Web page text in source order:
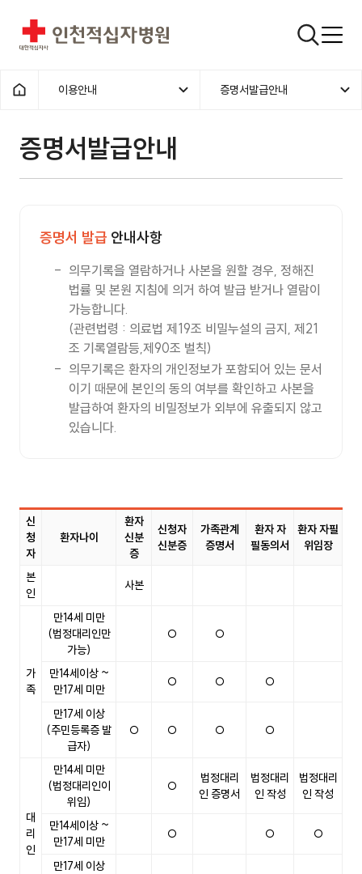
인천적십자병원 검색창
홈으로
이용안내 증명서발급안내
증명서발급안내
증명서 발급 안내사항
의무기록을 열람하거나 사본을 원할 경우, 정해진
법률 및 본원 지침에 의거 하여 발급 받거나 열람이
가능합니다.
(관련법령 : 의료법 제19조 비밀누설의 금지, 제21
조 기록열람등,제90조 벌칙)
의무기록은 환자의 개인정보가 포함되어 있는 문서
이기 때문에 본인의 동의 여부를 확인하고 사본을
발급하여 환자의 비밀정보가 외부에 유출되지 않고
있습니다.
증명서발급아내 표이며 신청자, 환자나이, 환자 신분증, 신청자 신
신
청
자
환자나이
환자
신분
증
신청자
신분증
가족관계
증명서
환자 자
필동의서
환자 자필
위임장
본
인
사본
가
족
만14세 미만
(법정대리인만
가능)
○ ○
만14세이상 ~
만17세 미만
○ ○ ○
만17세 이상
(주민등록증 발
급자)
○ ○ ○ ○
대
리
인
만14세 미만
(법정대리인이
위임)
○
법정대리
인 증명서
법정대리
인 작성
법정대리
인 작성
만14세이상 ~
만17세 미만
○ ○ ○
만17세 이상